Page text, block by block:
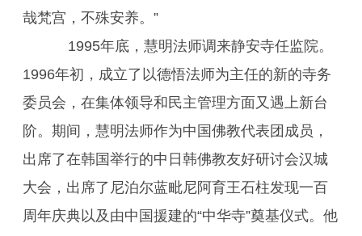
哉梵宫，不殊安养。”
1995年底，慧明法师调来静安寺任监院。
1996年初，成立了以德悟法师为主任的新的寺务
委员会，在集体领导和民主管理方面又遇上新台
阶。期间，慧明法师作为中国佛教代表团成员，
出席了在韩国举行的中日韩佛教友好研讨会汉城
大会，出席了尼泊尔蓝毗尼阿育王石柱发现一百
周年庆典以及由中国援建的“中华寺”奠基仪式。他